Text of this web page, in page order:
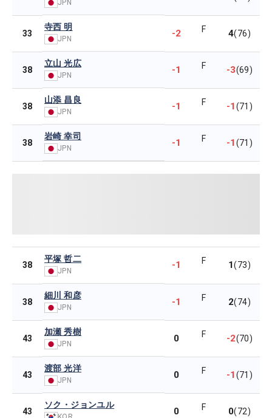
JPN
33
寺西 明
JPN -2 F 4(76)
38
立山 光広
JPN -1 F -3(69)
38
山添 昌良
JPN -1 F -1(71)
38
岩崎 幸司
JPN -1 F -1(71)
38
平塚 哲二
JPN
-1 F 1(73)
38
細川 和彦
JPN -1 F 2(74)
43
加瀬 秀樹
JPN 0 F -2(70)
43
渡部 光洋
JPN 0 F -1(71)
43
ソク・ジョンユル
0 F 0(72)